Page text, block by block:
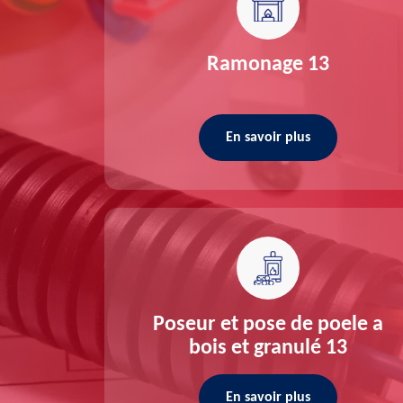
13
13
Ramonage 13
En savoir plus
Poseur et pose de poele a
bois et granulé 13
En savoir plus